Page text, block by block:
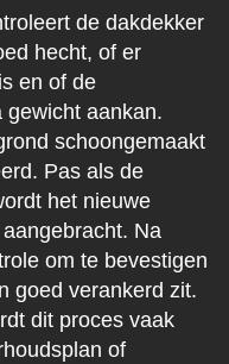
de dakdekker
hecht, of er
en of de
gewicht aankan.
schoongemaakt
Pas als de
het nieuwe
Na
om te bevestigen
goed verankerd zit.
dit proces vaak
of